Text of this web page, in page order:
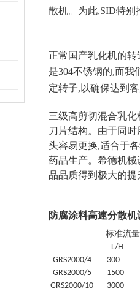
散机。为此,SID特别
正常国产乳化机的转
是304不锈钢的,而我
定转子,以确保达到
三级高剪切混合乳
刀片结构。由于同
头容易更换,适合于
药品生产。希德机
品品质得到极大的
防腐涂料高速分散
标准流量
L/H
GRS2000/4 300
GRS2000/5
1500
GRS2000/10
3000